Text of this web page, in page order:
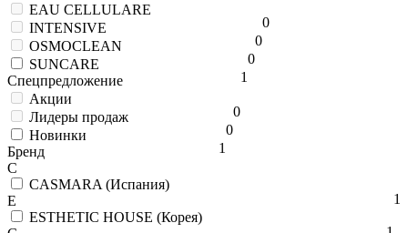
EAU CELLULARE
0
INTENSIVE
0
OSMOCLEAN
0
SUNCARE
1
Спецпредложение
Акции
0
Лидеры продаж
0
Новинки
1
Бренд
C
CASMARA (Испания)
1
E
ESTHETIC HOUSE (Корея)